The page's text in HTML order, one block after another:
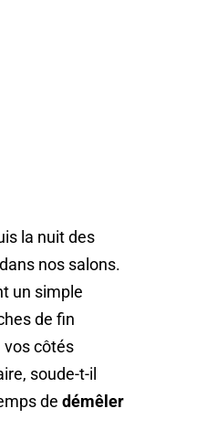
la nuit des
nos salons.
un simple
de fin
vos côtés
soude-t-il
de démêler